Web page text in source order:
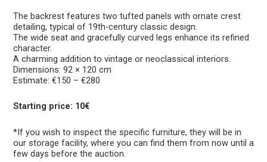
The backrest features two tufted panels with ornate crest
detailing, typical of 19th-century classic design.
The wide seat and gracefully curved legs enhance its refined
character.
A charming addition to vintage or neoclassical interiors.
Dimensions: 92 × 120 cm
Estimate: €150 – €280
Starting price: 10€
*If you wish to inspect the specific furniture, they will be in
our storage facility, where you can find them from now until a
few days before the auction.